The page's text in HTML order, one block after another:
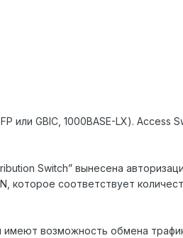
или GBIC, 1000BASE-LX). Access
Switch” вынесена
которое соответствует
имеют возможность обмена